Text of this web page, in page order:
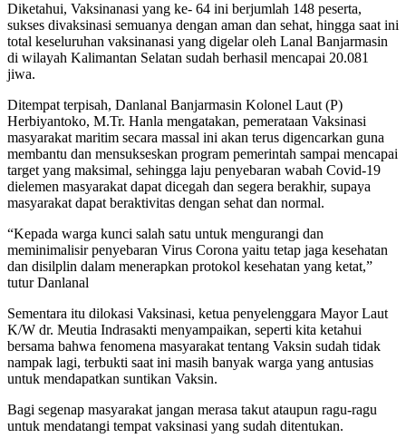
Diketahui, Vaksinanasi yang ke- 64 ini berjumlah 148 peserta,
sukses divaksinasi semuanya dengan aman dan sehat, hingga saat ini
total keseluruhan vaksinanasi yang digelar oleh Lanal Banjarmasin
di wilayah Kalimantan Selatan sudah berhasil mencapai 20.081
jiwa.
Ditempat terpisah, Danlanal Banjarmasin Kolonel Laut (P)
Herbiyantoko, M.Tr. Hanla mengatakan, pemerataan Vaksinasi
masyarakat maritim secara massal ini akan terus digencarkan guna
membantu dan mensukseskan program pemerintah sampai mencapai
target yang maksimal, sehingga laju penyebaran wabah Covid-19
dielemen masyarakat dapat dicegah dan segera berakhir, supaya
masyarakat dapat beraktivitas dengan sehat dan normal.
“Kepada warga kunci salah satu untuk mengurangi dan
meminimalisir penyebaran Virus Corona yaitu tetap jaga kesehatan
dan disilplin dalam menerapkan protokol kesehatan yang ketat,”
tutur Danlanal
Sementara itu dilokasi Vaksinasi, ketua penyelenggara Mayor Laut
K/W dr. Meutia Indrasakti menyampaikan, seperti kita ketahui
bersama bahwa fenomena masyarakat tentang Vaksin sudah tidak
nampak lagi, terbukti saat ini masih banyak warga yang antusias
untuk mendapatkan suntikan Vaksin.
Bagi segenap masyarakat jangan merasa takut ataupun ragu-ragu
untuk mendatangi tempat vaksinasi yang sudah ditentukan.